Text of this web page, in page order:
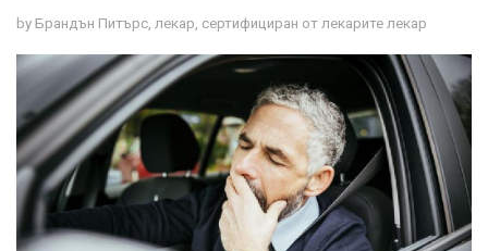
by Брандън Питърс, лекар, сертифициран от лекарите лекар